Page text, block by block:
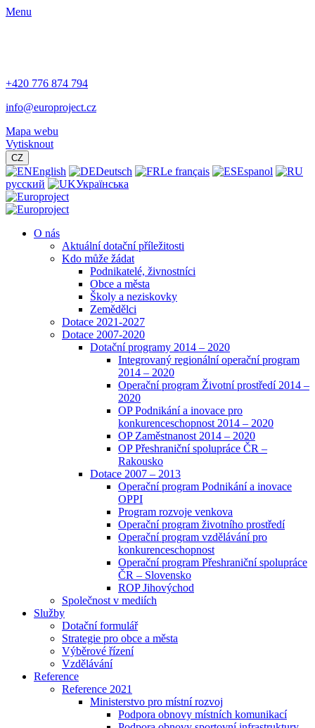
Menu
+420 776 874 794
info@europroject.cz
Mapa webu
Vytisknout
CZ
English Deutsch Le français
Espanol
русский
Українська
O nás
Aktuální dotační příležitosti
Kdo může žádat
Podnikatelé, živnostníci
Obce a města
Školy a neziskovky
Zemědělci
Dotace 2021-2027
Dotace 2007-2020
Dotační programy 2014 – 2020
Integrovaný regionální operační program
2014 – 2020
Operační program Životní prostředí 2014 –
2020
OP Podnikání a inovace pro
konkurenceschopnost 2014 – 2020
OP Zaměstnanost 2014 – 2020
OP Přeshraniční spolupráce ČR –
Rakousko
Dotace 2007 – 2013
Operační program Podnikání a inovace
OPPI
Program rozvoje venkova
Operační program životního prostředí
Operační program vzdělávání pro
konkurenceschopnost
Operační program Přeshraniční spolupráce
ČR – Slovensko
ROP Jihovýchod
Společnost v mediích
Služby
Dotační formulář
Strategie pro obce a města
Výběrové řízení
Vzdělávání
Reference
Reference 2021
Ministerstvo pro místní rozvoj
Podpora obnovy místních komunikací